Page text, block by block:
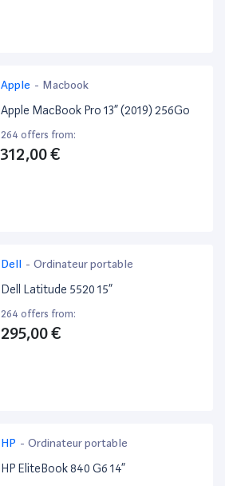
Apple - Macbook
Apple MacBook Pro 13” (2019) 256Go
264 offers from:
312,00 €
Dell - Ordinateur portable
Dell Latitude 5520 15”
264 offers from:
295,00 €
HP - Ordinateur portable
HP EliteBook 840 G6 14”